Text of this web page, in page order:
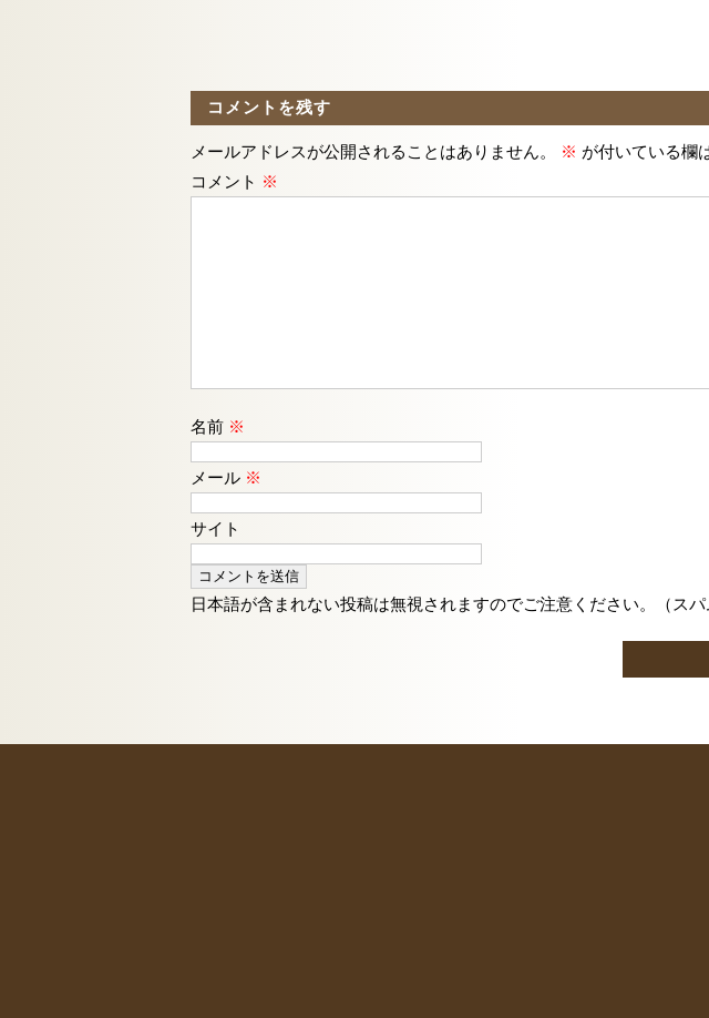
コメントを残す
メールアドレスが公開されることはありません。 ※ が付いている欄
コメント ※
名前 ※
メール ※
サイト
日本語が含まれない投稿は無視されますのでご注意ください。（スパ